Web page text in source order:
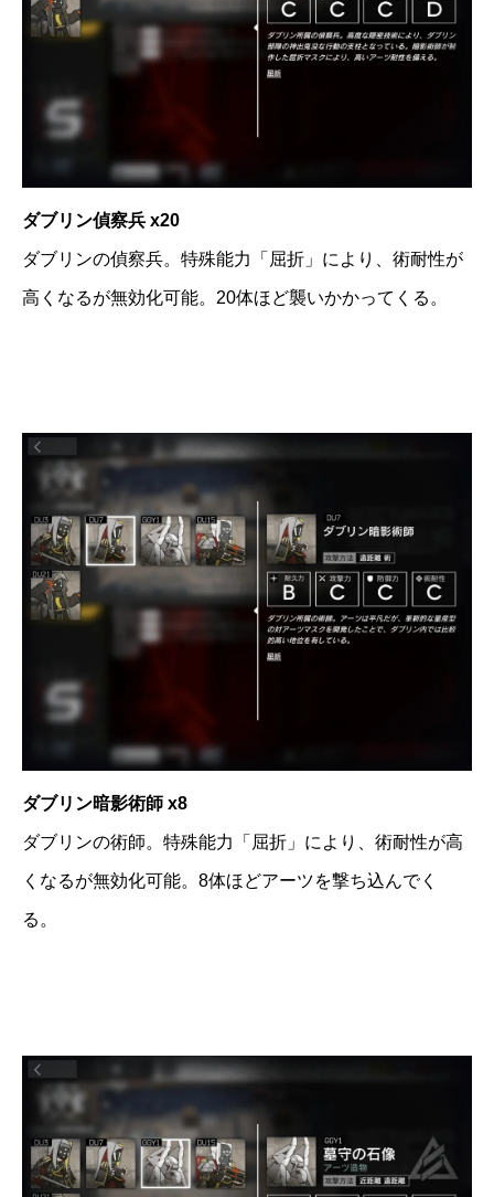
ダブリン偵察兵 x20
ダブリンの偵察兵。特殊能力「屈折」により、術耐性が
高くなるが無効化可能。20体ほど襲いかかってくる。
ダブリン暗影術師 x8
ダブリンの術師。特殊能力「屈折」により、術耐性が高
くなるが無効化可能。8体ほどアーツを撃ち込んでく
る。